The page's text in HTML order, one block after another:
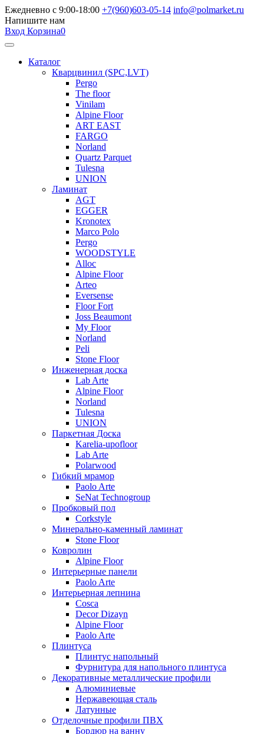
Ежедневно с 9:00-18:00 +7(960)603-05-14 info@polmarket.ru
Напишите нам
Вход Корзина0
Каталог
Кварцвинил (SPC,LVT)
Pergo
The floor
Vinilam
Alpine Floor
ART EAST
FARGO
Norland
Quartz Parquet
Tulesna
UNION
Ламинат
AGT
EGGER
Kronotex
Marco Polo
Pergo
WOODSTYLE
Alloc
Alpine Floor
Arteo
Eversense
Floor Fort
Joss Beaumont
My Floor
Norland
Peli
Stone Floor
Инженерная доска
Lab Arte
Alpine Floor
Norland
Tulesna
UNION
Паркетная Доска
Karelia-upofloor
Lab Arte
Polarwood
Гибкий мрамор
Paolo Arte
SeNat Technogroup
Пробковый пол
Corkstyle
Минерально-каменный ламинат
Stone Floor
Ковролин
Alpine Floor
Интерьерные панели
Paolo Arte
Интерьерная лепнина
Cosca
Decor Dizayn
Alpine Floor
Paolo Arte
Плинтуса
Плинтус напольный
Фурнитура для напольного плинтуса
Декоративные металлические профили
Алюминиевые
Нержавеющая сталь
Латунные
Отделочные профили ПВХ
Бордюр на ванну